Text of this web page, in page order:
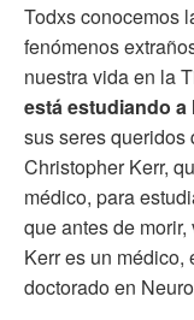
Todxs conocemos
fenómenos
nuestra vida en la
está estudiando
sus seres queridos
Christopher Kerr,
médico, para
que antes de
Kerr es un
doctorado en